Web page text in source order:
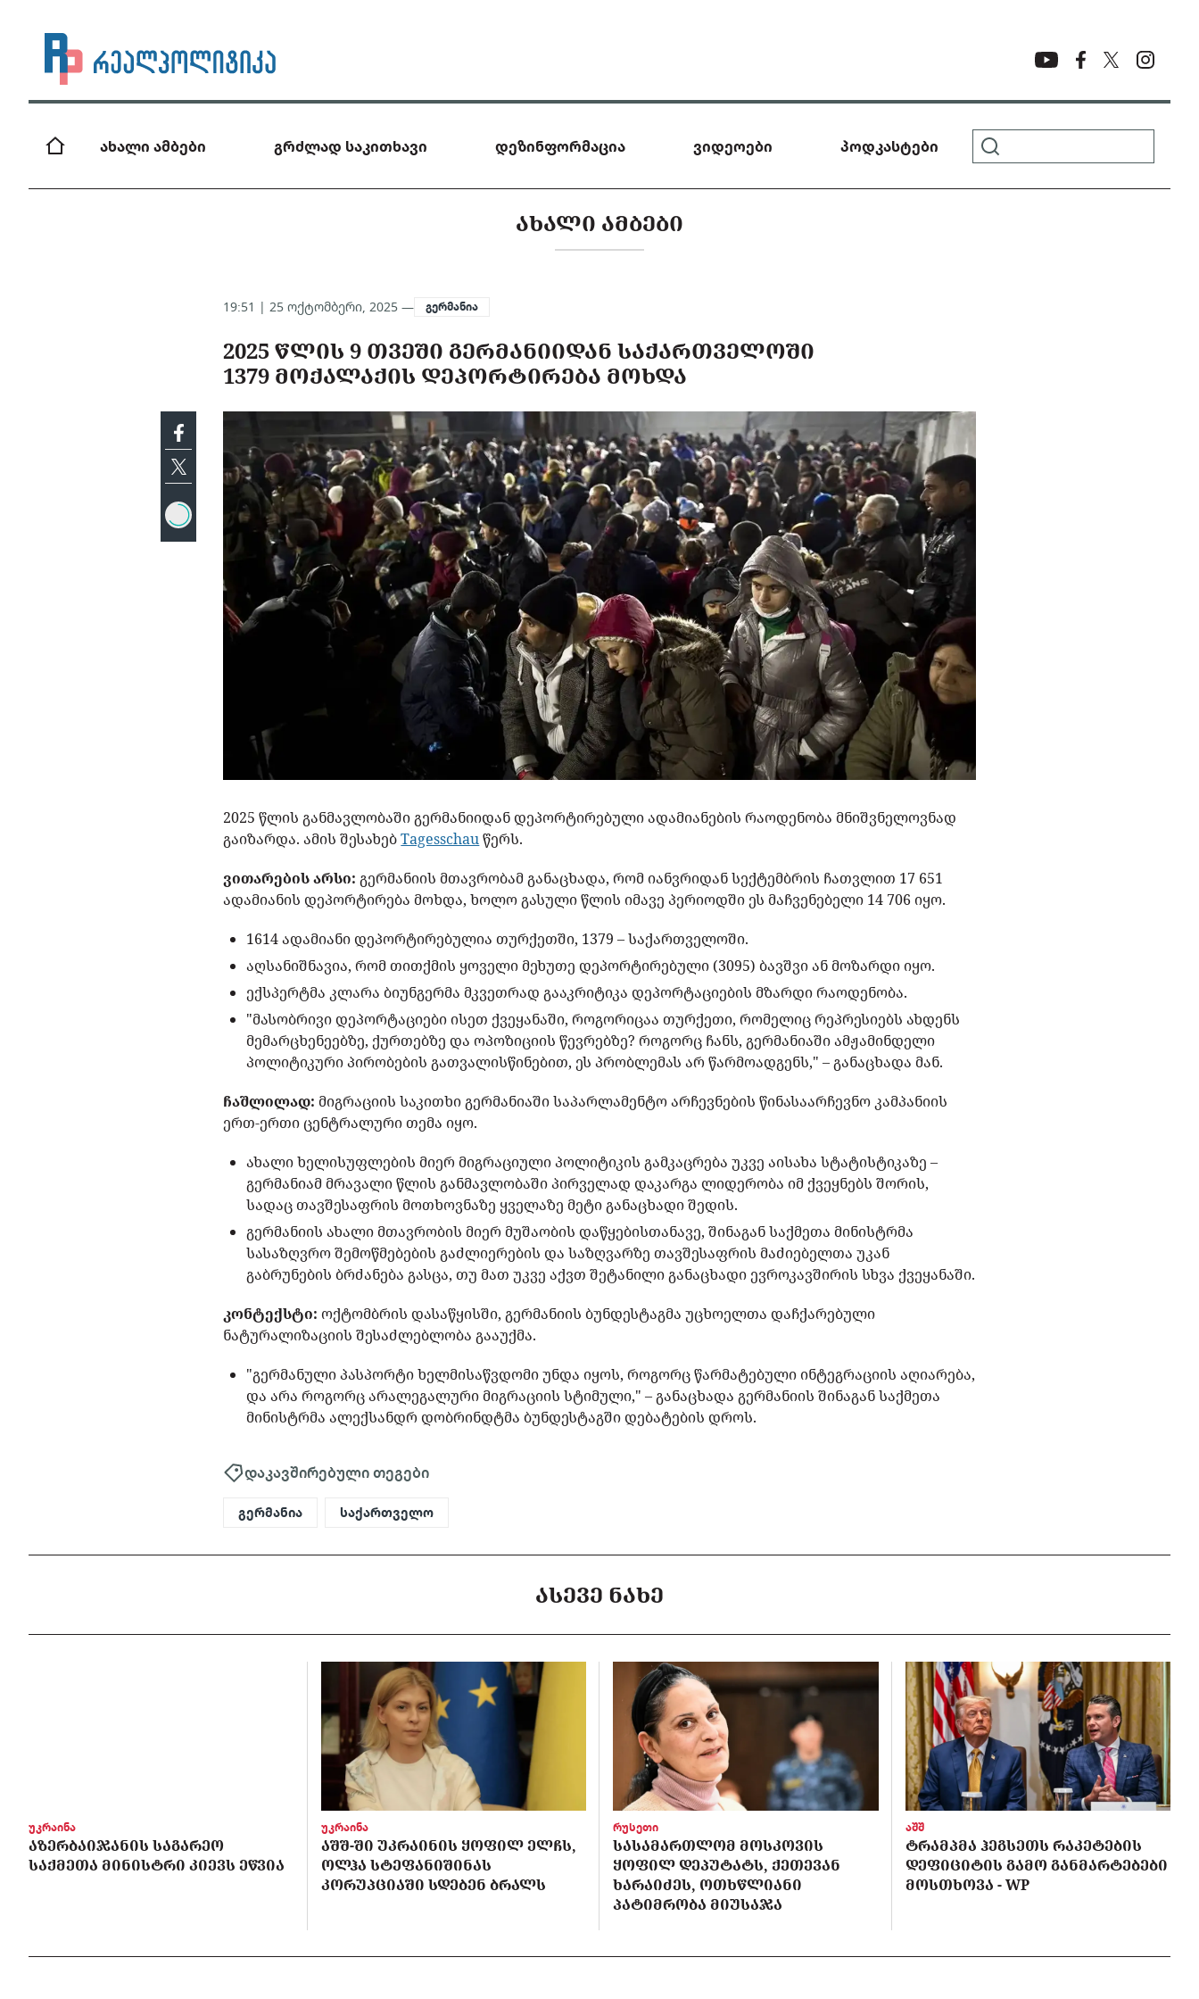
ახალი ამბები გრძლად საკითხავი დეზინფორმაცია ვიდეოები პოდკასტები
ᲐᲮᲐᲚᲘ ᲐᲛᲑᲔᲑᲘ
19:51 | 25 ოქტომბერი, 2025 — გერმანია
2025 ᲬᲚᲘᲡ 9 ᲗᲕᲔᲨᲘ ᲒᲔᲠᲛᲐᲜᲘᲘᲓᲐᲜ ᲡᲐᲥᲐᲠᲗᲕᲔᲚᲝᲨᲘ
1379 ᲛᲝᲥᲐᲚᲐᲥᲘᲡ ᲓᲔᲞᲝᲠᲢᲘᲠᲔᲑᲐ ᲛᲝᲮᲓᲐ
2025 წლის განმავლობაში გერმანიიდან დეპორტირებული ადამიანების რაოდენობა მნიშვნელოვნად
გაიზარდა. ამის შესახებTagesschauწერს.
ვითარების არსი: გერმანიის მთავრობამ განაცხადა, რომ იანვრიდან სექტემბრის ჩათვლით 17 651
ადამიანის დეპორტირება მოხდა, ხოლო გასული წლის იმავე პერიოდში ეს მაჩვენებელი 14 706 იყო.
1614 ადამიანი დეპორტირებულია თურქეთში, 1379 – საქართველოში.
აღსანიშნავია, რომ თითქმის ყოველი მეხუთე დეპორტირებული (3095) ბავშვი ან მოზარდი იყო.
ექსპერტმა კლარა ბიუნგერმა მკვეთრად გააკრიტიკა დეპორტაციების მზარდი რაოდენობა.
"მასობრივი დეპორტაციები ისეთ ქვეყანაში, როგორიცაა თურქეთი, რომელიც რეპრესიებს ახდენს
მემარცხენეებზე, ქურთებზე და ოპოზიციის წევრებზე? როგორც ჩანს, გერმანიაში ამჟამინდელი
პოლიტიკური პირობების გათვალისწინებით, ეს პრობლემას არ წარმოადგენს," – განაცხადა მან.
ჩაშლილად: მიგრაციის საკითხი გერმანიაში საპარლამენტო არჩევნების წინასაარჩევნო კამპანიის
ერთ-ერთი ცენტრალური თემა იყო.
ახალი ხელისუფლების მიერ მიგრაციული პოლიტიკის გამკაცრება უკვე აისახა სტატისტიკაზე –
გერმანიამ მრავალი წლის განმავლობაში პირველად დაკარგა ლიდერობა იმ ქვეყნებს შორის,
სადაც თავშესაფრის მოთხოვნაზე ყველაზე მეტი განაცხადი შედის.
გერმანიის ახალი მთავრობის მიერ მუშაობის დაწყებისთანავე, შინაგან საქმეთა მინისტრმა
სასაზღვრო შემოწმებების გაძლიერების და საზღვარზე თავშესაფრის მაძიებელთა უკან
გაბრუნების ბრძანება გასცა, თუ მათ უკვე აქვთ შეტანილი განაცხადი ევროკავშირის სხვა ქვეყანაში.
კონტექსტი: ოქტომბრის დასაწყისში, გერმანიის ბუნდესტაგმა უცხოელთა დაჩქარებული
ნატურალიზაციის შესაძლებლობა გააუქმა.
"გერმანული პასპორტი ხელმისაწვდომი უნდა იყოს, როგორც წარმატებული ინტეგრაციის აღიარება,
და არა როგორც არალეგალური მიგრაციის სტიმული," – განაცხადა გერმანიის შინაგან საქმეთა
მინისტრმა ალექსანდრ დობრინდტმა ბუნდესტაგში დებატების დროს.
დაკავშირებული თეგები
გერმანია საქართველო
ᲐᲡᲔᲕᲔ ᲜᲐᲮᲔ
უკრაინა
ᲐᲖᲔᲠᲑᲐᲘᲯᲐᲜᲘᲡ ᲡᲐᲒᲐᲠᲔᲝ
ᲡᲐᲥᲛᲔᲗᲐ ᲛᲘᲜᲘᲡᲢᲠᲘ ᲙᲘᲔᲕᲡ ᲔᲬᲕᲘᲐ
უკრაინა
ᲐᲨᲨ-ᲨᲘ ᲣᲙᲠᲐᲘᲜᲘᲡ ᲧᲝᲤᲘᲚ ᲔᲚᲩᲡ,
ᲝᲚᲰᲐ ᲡᲢᲔᲤᲐᲜᲘᲨᲘᲜᲐᲡ
ᲙᲝᲠᲣᲞᲪᲘᲐᲨᲘ ᲡᲓᲔᲑᲔᲜ ᲑᲠᲐᲚᲡ
რუსეთი
ᲡᲐᲡᲐᲛᲐᲠᲗᲚᲝᲛ ᲛᲝᲡᲙᲝᲕᲘᲡ
ᲧᲝᲤᲘᲚ ᲓᲔᲞᲣᲢᲐᲢᲡ, ᲥᲔᲗᲔᲕᲐᲜ
ᲮᲐᲠᲐᲘᲫᲔᲡ, ᲝᲗᲮᲬᲚᲘᲐᲜᲘ
ᲞᲐᲢᲘᲛᲠᲝᲑᲐ ᲛᲘᲣᲡᲐᲯᲐ
აშშ
ᲢᲠᲐᲛᲞᲛᲐ ᲰᲔᲒᲡᲔᲗᲡ ᲠᲐᲙᲔᲢᲔᲑᲘᲡ
ᲓᲔᲤᲘᲪᲘᲢᲘᲡ ᲒᲐᲛᲝ ᲒᲐᲜᲛᲐᲠᲢᲔᲑᲔᲑᲘ
ᲛᲝᲡᲗᲮᲝᲕᲐ - WP